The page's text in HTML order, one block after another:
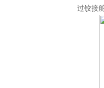
过铰接